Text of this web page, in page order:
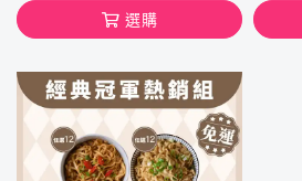
選購